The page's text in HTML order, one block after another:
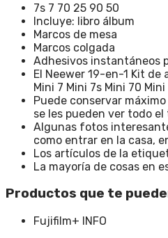
7s 7 70 25 90 50
Incluye: libro álbum
Marcos de mesa
Marcos colgada
Adhesivos instantáneos
El Neewer 19-en-1 Kit
Mini 7 Mini 7s Mini 70
Puede conservar
se les pueden ver todo el
Algunas fotos
como entrar en la casa,
Los artículos de la
La mayoría de cosas en
Productos que te
Fujifilm+ INFO